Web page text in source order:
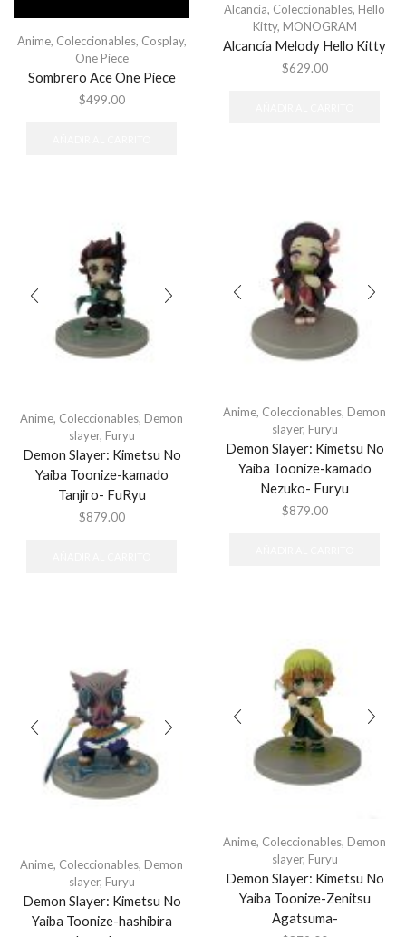
Anime, Coleccionables, Cosplay,
One Piece
Sombrero Ace One Piece
$499.00
Alcancía, Coleccionables, Hello
Kitty, MONOGRAM
Alcancía Melody Hello Kitty
$629.00
Anime, Coleccionables, Demon
slayer, Furyu
Demon Slayer: Kimetsu No
Yaiba Toonize-kamado
Tanjiro- FuRyu
$879.00
Anime, Coleccionables, Demon
slayer, Furyu
Demon Slayer: Kimetsu No
Yaiba Toonize-kamado
Nezuko- Furyu
$879.00
Anime, Coleccionables, Demon
slayer, Furyu
Demon Slayer: Kimetsu No
Yaiba Toonize-hashibira
Anime, Coleccionables, Demon
slayer, Furyu
Demon Slayer: Kimetsu No
Yaiba Toonize-Zenitsu
Agatsuma-